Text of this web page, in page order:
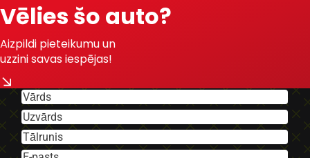
-Lietus sensors.
-Start/stop sistēma.
-Tonēti aizugurējie logi.
-U.C. ekstras.
Vēlies šo auto?
Aizpildi pieteikumu un
uzzini savas iespējas!